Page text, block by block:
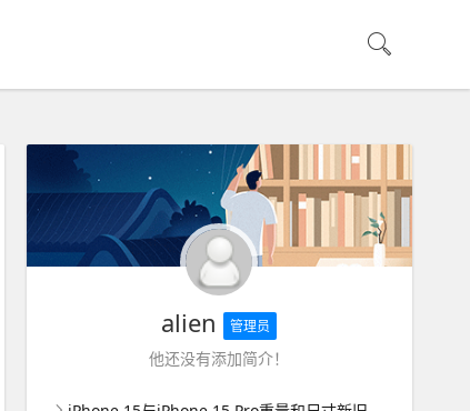
alien 管理员
他还没有添加简介！